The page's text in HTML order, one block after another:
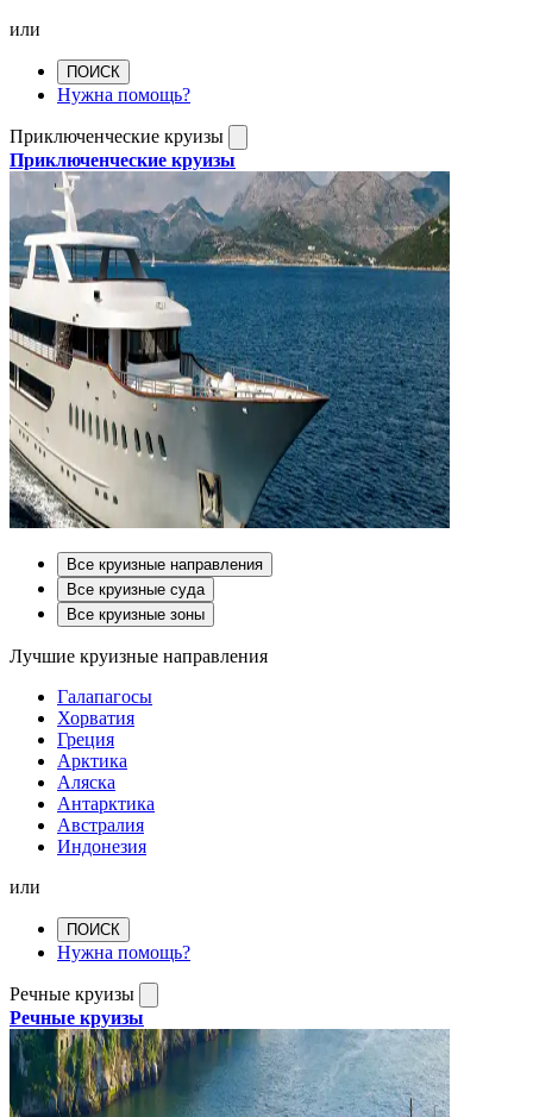
или
ПОИСК
Нужна помощь?
Приключенческие круизы
Приключенческие круизы
Все круизные направления
Все круизные суда
Все круизные зоны
Лучшие круизные направления
Галапагосы
Хорватия
Греция
Арктика
Аляска
Антарктика
Австралия
Индонезия
или
ПОИСК
Нужна помощь?
Речные круизы
Речные круизы